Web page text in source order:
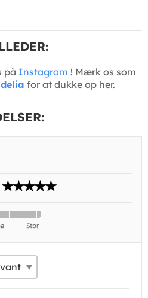
på Instagram ! Mærk os som
for at dukke op her.